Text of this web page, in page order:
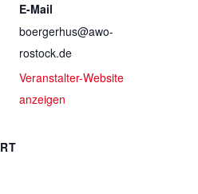
E-Mail
boergerhus@awo-
rostock.de
Veranstalter-Website
anzeigen